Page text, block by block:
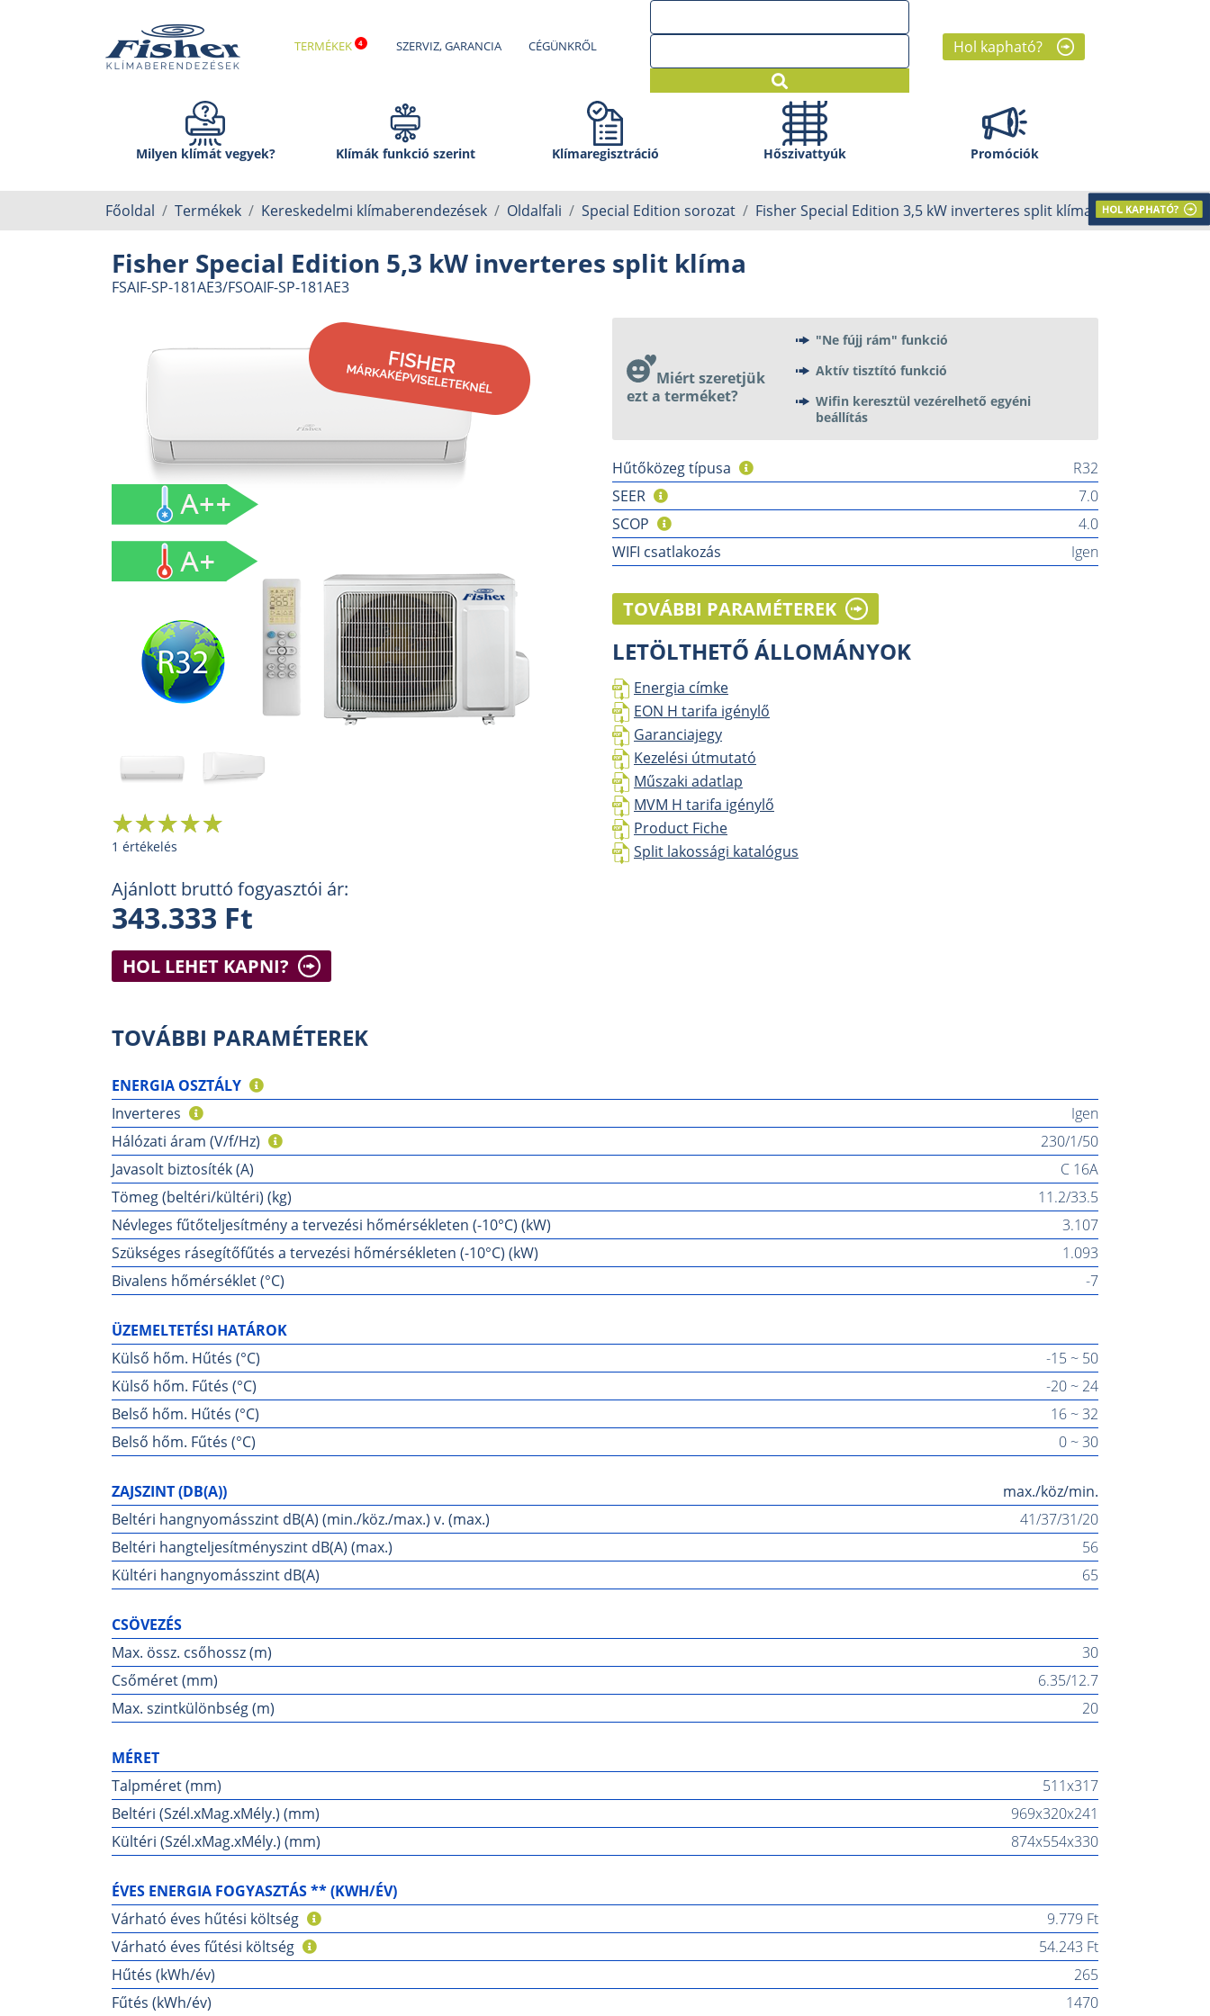
TERMÉKEK SZERVIZ, GARANCIA CÉGÜNKRŐL Hol kapható?
Milyen klímát vegyek? Klímák funkció szerint Klíma­regisztráció Hőszivattyúk Promóciók
Főoldal Termékek Kereskedelmi klímaberendezések Oldalfali Special Edition sorozat Fisher Special Edition 3,5 kW inverteres split klíma
Fisher Special Edition 5,3 kW inverteres split klíma
FSAIF-SP-181AE3/FSOAIF-SP-181AE3
1 értékelés
Ajánlott bruttó fogyasztói ár:
343.333 Ft
HOL LEHET KAPNI?
Miért szeretjük
ezt a terméket?
"Ne fújj rám" funkció
Aktív tisztító funkció
Wifin keresztül vezérelhető egyéni
beállítás
Hűtőközeg típusa
R32
SEER
7.0
SCOP
4.0
WIFI csatlakozás
Igen
TOVÁBBI PARAMÉTEREK
LETÖLTHETŐ ÁLLOMÁNYOK
Energia címke
EON H tarifa igénylő
Garanciajegy
Kezelési útmutató
Műszaki adatlap
MVM H tarifa igénylő
Product Fiche
Split lakossági katalógus
TOVÁBBI PARAMÉTEREK
ENERGIA OSZTÁLY
Inverteres
Igen
Hálózati áram (V/f/Hz)
230/1/50
Javasolt biztosíték (A)
C 16A
Tömeg (beltéri/kültéri) (kg)
11.2/33.5
Névleges fűtőteljesítmény a tervezési hőmérsékleten (-10°C) (kW)
3.107
Szükséges rásegítőfűtés a tervezési hőmérsékleten (-10°C) (kW)
1.093
Bivalens hőmérséklet (°C)
-7
ÜZEMELTETÉSI HATÁROK
Külső hőm. Hűtés (°C)
-15 ~ 50
Külső hőm. Fűtés (°C)
-20 ~ 24
Belső hőm. Hűtés (°C)
16 ~ 32
Belső hőm. Fűtés (°C)
0 ~ 30
ZAJSZINT (DB(A))
max./köz/min.
Beltéri hangnyomásszint dB(A) (min./köz./max.) v. (max.)
41/37/31/20
Beltéri hangteljesítményszint dB(A) (max.)
56
Kültéri hangnyomásszint dB(A)
65
CSÖVEZÉS
Max. össz. csőhossz (m)
30
Csőméret (mm)
6.35/12.7
Max. szintkülönbség (m)
20
MÉRET
Talpméret (mm)
511x317
Beltéri (Szél.xMag.xMély.) (mm)
969x320x241
Kültéri (Szél.xMag.xMély.) (mm)
874x554x330
ÉVES ENERGIA FOGYASZTÁS ** (KWH/ÉV)
Várható éves hűtési költség
9.779 Ft
Várható éves fűtési költség
54.243 Ft
Hűtés (kWh/év)
265
Fűtés (kWh/év)
1470
HOL KAPHATÓ?